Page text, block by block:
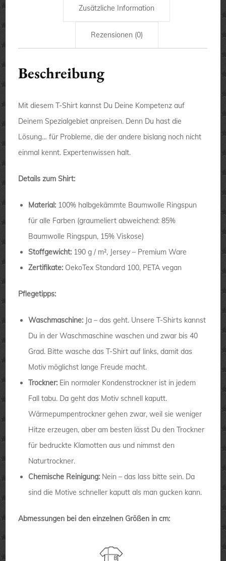
Zusätzliche Information
Rezensionen (0)
Beschreibung
Mit diesem T-Shirt kannst Du Deine Kompetenz auf
Deinem Spezialgebiet anpreisen. Denn Du hast die
Lösung… für Probleme, die der andere bislang noch nicht
einmal kennt. Expertenwissen halt.
Details zum Shirt:
Material: 100% halbgekämmte Baumwolle Ringspun
für alle Farben (graumeliert abweichend: 85%
Baumwolle Ringspun, 15% Viskose)
Stoffgewicht: 190 g / m², Jersey – Premium Ware
Zertifikate: OekoTex Standard 100, PETA vegan
Pflegetipps:
Waschmaschine: Ja – das geht. Unsere T-Shirts kannst
Du in der Waschmaschine waschen und zwar bis 40
Grad. Bitte wasche das T-Shirt auf links, damit das
Motiv möglichst lange Freude macht.
Trockner: Ein normaler Kondenstrockner ist in jedem
Fall tabu. Da geht das Motiv schnell kaputt.
Wärmepumpentrockner gehen zwar, weil sie weniger
Hitze erzeugen, aber am besten lässt Du den Trockner
für bedruckte Klamotten aus und nimmst den
Naturtrockner.
Chemische Reinigung: Nein – das lass bitte sein. Da
sind die Motive schneller kaputt als man gucken kann.
Abmessungen bei den einzelnen Größen in cm: